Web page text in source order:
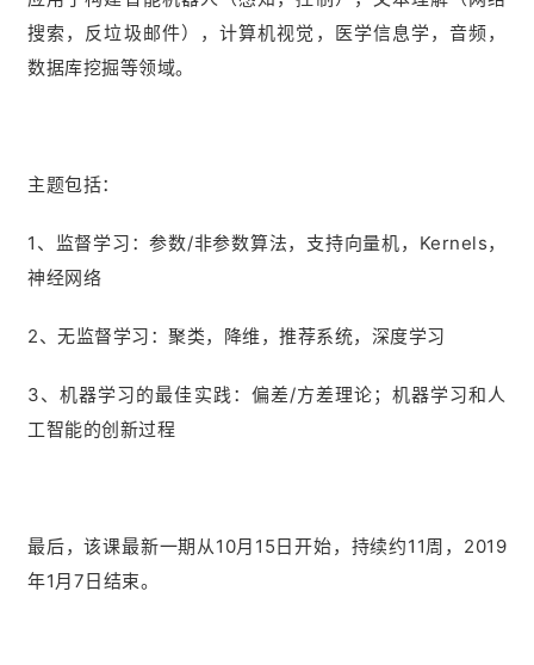
搜索，反垃圾邮件），计算机视觉，医学信息学，音频，
数据库挖掘等领域。
主题包括：
1、监督学习：参数/非参数算法，支持向量机，Kernels，
神经网络
2、无监督学习：聚类，降维，推荐系统，深度学习
3、机器学习的最佳实践：偏差/方差理论；机器学习和人
工智能的创新过程
最后，该课最新一期从10月15日开始，持续约11周，2019
年1月7日结束。